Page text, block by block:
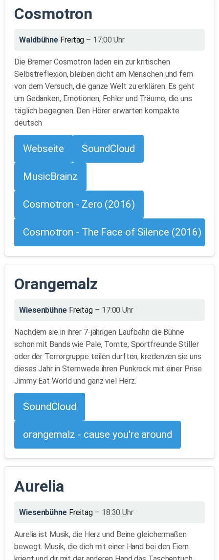
Cosmotron
Waldbühne Freitag – 17:00 Uhr
Die Bremer Cosmotron laden ein zur kritischen
Selbstreflexion, bleiben dicht am Menschen und fern
von dem Versuch, die ganze Welt zu erklären. Es geht
um Gedanken, Emotionen, Fehler und Träume, die uns
täglich begegnen. Den Hörer erwarten kompakte
deutsch
Webseite SoundCloud
MusicBrainz
Cosmotron - Zero (2016)
Cosmotron - The Face of Silence (2016)
Orangemalz
Wiesenbühne Freitag – 17:00 Uhr
Nachdem sie in ihrer 7-jährigen Laufbahn die Bühne
schon mit Bands wie Pale, Tomte, Sportfreunde Stiller
oder der Terrorgruppe teilen durften, kredenzen sie uns
dieses Jahr in Stemwede ihren Punkrock mit einer Prise
Jimmy Eat World und ganz viel Herz.
SoundCloud
orangemalz - cause you're around
Aurelia
Wiesenbühne Freitag – 18:30 Uhr
Aurelia ist Musik, die Herz und Beine gleichermaßen
bewegt. Musik, die dich mit einer Hand bei den Eiern